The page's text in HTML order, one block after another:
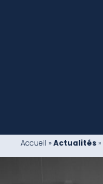
Accueil »Actualités»